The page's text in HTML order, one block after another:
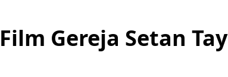
Gereja Setan